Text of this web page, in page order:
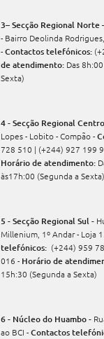
3– Secção Regional Norte
- Bairro Deolinda
-Contactos telefónicos:
de atendimento: Das
Sexta)
4 - Secção Regional Centro
Lopes - Lobito - Compão -
728 510 | (+244) 927 199
Horário de atendimento:
às17h:00 (Segunda a Sexta)
5 - Secção Regional Sul -
Millenium, 1º Andar - Loja
telefónicos: (+244) 959
016 - Horário de
15h:30 (Segunda a Sexta)
6 - Núcleo do Huambo -
ao BCI -Contactos